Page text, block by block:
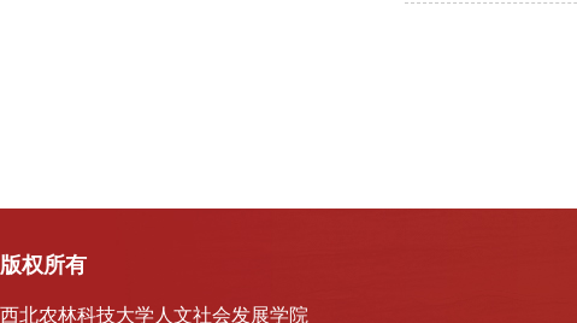
版权所有
西北农林科技大学人文社会发展学院